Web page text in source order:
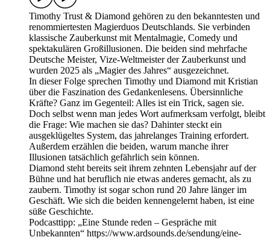
Timothy Trust & Diamond gehören zu den bekanntesten und
renommiertesten Magierduos Deutschlands. Sie verbinden
klassische Zauberkunst mit Mentalmagie, Comedy und
spektakulären Großillusionen. Die beiden sind mehrfache
Deutsche Meister, Vize-Weltmeister der Zauberkunst und
wurden 2025 als „Magier des Jahres“ ausgezeichnet.
In dieser Folge sprechen Timothy und Diamond mit Kristian
über die Faszination des Gedankenlesens. Übersinnliche
Kräfte? Ganz im Gegenteil: Alles ist ein Trick, sagen sie.
Doch selbst wenn man jedes Wort aufmerksam verfolgt, bleibt
die Frage: Wie machen sie das? Dahinter steckt ein
ausgeklügeltes System, das jahrelanges Training erfordert.
Außerdem erzählen die beiden, warum manche ihrer
Illusionen tatsächlich gefährlich sein können.
Diamond steht bereits seit ihrem zehnten Lebensjahr auf der
Bühne und hat beruflich nie etwas anderes gemacht, als zu
zaubern. Timothy ist sogar schon rund 20 Jahre länger im
Geschäft. Wie sich die beiden kennengelernt haben, ist eine
süße Geschichte.
Podcasttipp: „Eine Stunde reden – Gespräche mit
Unbekannten“ https://www.ardsounds.de/sendung/eine-